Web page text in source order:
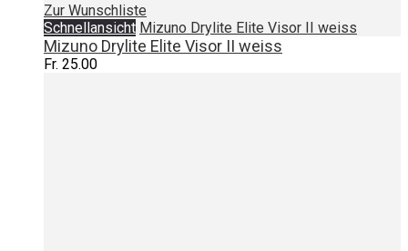
Zur Wunschliste
Schnellansicht Mizuno Drylite Elite Visor II weiss
Mizuno Drylite Elite Visor II weiss
Fr. 25.00